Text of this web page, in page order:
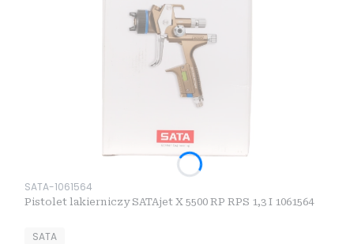
Kod produktu
SATA-1061564
Pistolet lakierniczy SATAjet X 5500 RP RPS 1,3 I 1061564
PRODUCENT
SATA